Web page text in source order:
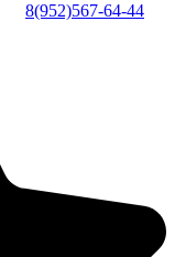
8(952)567-64-44